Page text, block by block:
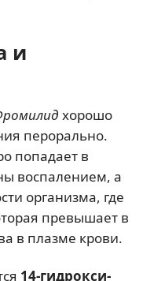
и
хорошо
перорально.
попадает в
воспалением, а
организма, где
превышает в
в плазме крови.
14-гидрокси-